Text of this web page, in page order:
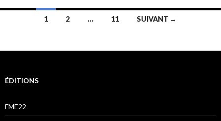
Navigation
articles
1 2 … 11 SUIVANT →
ÉDITIONS
FME22